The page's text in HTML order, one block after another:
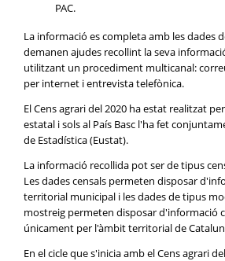
PAC.
La informació es completa amb les dades
demanen ajudes recollint la seva
utilitzant un procediment multicanal:
per internet i entrevista telefònica.
El Cens agrari del 2020 ha estat realitzat
estatal i sols al País Basc l'ha fet
de Estadística (Eustat).
La informació recollida pot ser de tipus
Les dades censals permeten disposar
territorial municipal i les dades de tipus
mostreig permeten disposar d'informació
únicament per l'àmbit territorial de
En el cicle que s'inicia amb el Cens agrari